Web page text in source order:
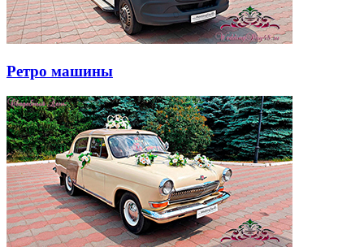
Ретро машины